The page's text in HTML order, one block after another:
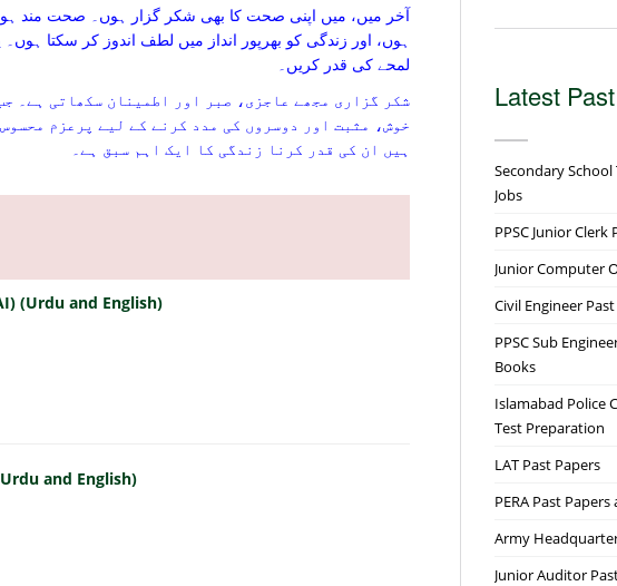
آخر میں، میں اپنی صحت کا بھی شکر گزار ہوں۔ صحت مند
ہوں، اور زندگی کو بھرپور انداز میں لطف اندوز کر سکتا ہوں۔
لمحے کی قدر کریں۔
شکر گزاری مجھے عاجزی، صبر اور اطمینان سکھاتی ہے۔
خوش، مثبت اور دوسروں کی مدد کرنے کے لیے پرعزم
ہیں ان کی قدر کرنا زندگی کا ایک اہم سبق ہے۔
(Urdu and English)
and English)
Latest
Secondary School
Jobs
PPSC Junior
Junior Computer
Civil Engineer
PPSC Sub
Books
Islamabad Police
Test Preparation
LAT Past Papers
PERA Past
Army
Junior Auditor